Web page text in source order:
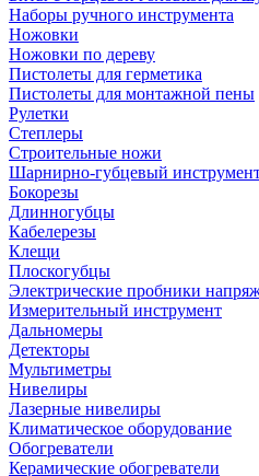
Наборы ручного инструмента
Ножовки
Ножовки по дереву
Пистолеты для герметика
Пистолеты для монтажной пены
Рулетки
Степлеры
Строительные ножи
Шарнирно-губцевый
Бокорезы
Длинногубцы
Кабелерезы
Клещи
Плоскогубцы
Электрические пробники
Измерительный инструмент
Дальномеры
Детекторы
Мультиметры
Нивелиры
Лазерные нивелиры
Климатическое оборудование
Обогреватели
Керамические обогреватели